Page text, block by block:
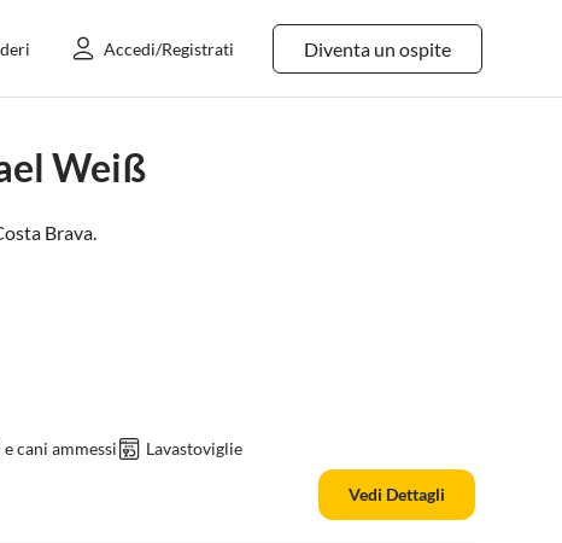
Diventa un ospite
Accedi/Registrati
Weiß
Brava.
cani ammessi Lavastoviglie
Vedi Dettagli